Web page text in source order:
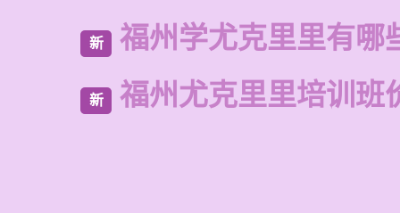
新 福州学尤克里里有哪
新 福州尤克里里培训班